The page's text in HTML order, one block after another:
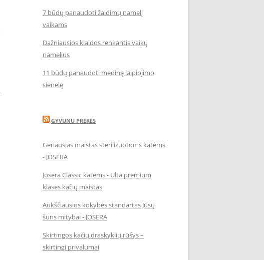
7 būdų panaudoti žaidimų namelį
vaikams
Dažniausios klaidos renkantis vaikų
namelius
11 būdų panaudoti medinę laipiojimo
sienelę
GYVUNU PREKES
Geriausias maistas sterilizuotoms katėms
- JOSERA
Josera Classic katėms - Ulta premium
klasės kačių maistas
Aukščiausios kokybės standartas Jūsų
šuns mitybai - JOSERA
Skirtingos kačių draskyklių rūšys –
skirtingi privalumai